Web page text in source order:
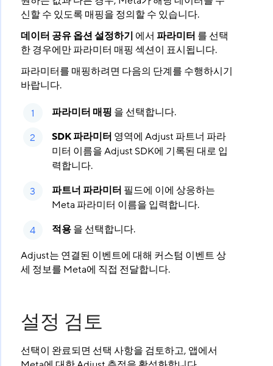
신할 수 있도록 매핑을 정의할 수 있습니다.
데이터 공유 옵션 설정하기 에서 파라미터 를 선택
한 경우에만 파라미터 매핑 섹션이 표시됩니다.
파라미터를 매핑하려면 다음의 단계를 수행하시기
바랍니다.
파라미터 매핑 을 선택합니다.
SDK 파라미터 영역에 Adjust 파트너 파라
미터 이름을 Adjust SDK에 기록된 대로 입
력합니다.
파트너 파라미터 필드에 이에 상응하는
Meta 파라미터 이름을 입력합니다.
적용을 선택합니다.
Adjust는 연결된 이벤트에 대해 커스텀 이벤트 상
세 정보를 Meta에 직접 전달합니다.
설정 검토
선택이 완료되면 선택 사항을 검토하고, 앱에서